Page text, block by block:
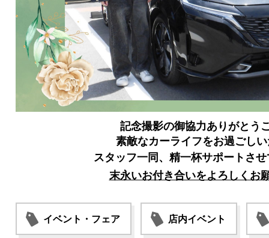
記念撮影の御協力ありがとう
素敵なカーライフをお過ごし
スタッフ一同、精一杯サポートさ
末永いお付き合いをよろしくお
イベント・フェア 店内イベント